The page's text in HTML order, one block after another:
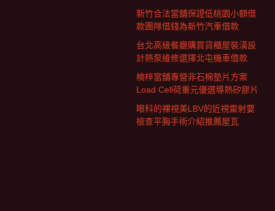
新竹合法當舖保證低桃園小額借
款團隊借錢為新竹汽車借款
台北高級餐廳購買貨櫃屋裝潢設
計熱泵維修選擇北屯機車借款
楠梓當舖專營非石棉墊片方案
Load Cell荷重元優選導熱矽膠片
眼科的裸視美LBV的近視雷射要
檢查平胸手術介紹推薦屋瓦